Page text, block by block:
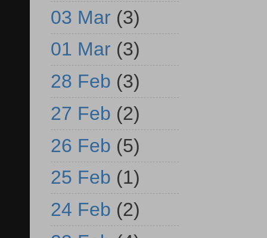
03 Mar (3)
01 Mar (3)
28 Feb (3)
27 Feb (2)
26 Feb (5)
25 Feb (1)
24 Feb (2)